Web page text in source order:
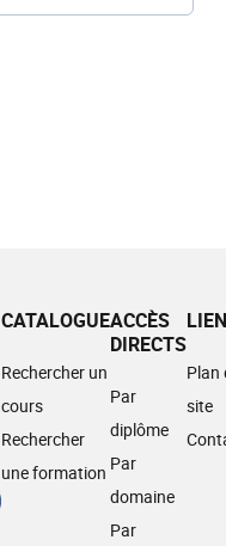
CATALOGUE
Rechercher un
cours
Rechercher
une formation
ACCÈS
DIRECTS
Par
diplôme
Par
domaine
Par
Plan
site